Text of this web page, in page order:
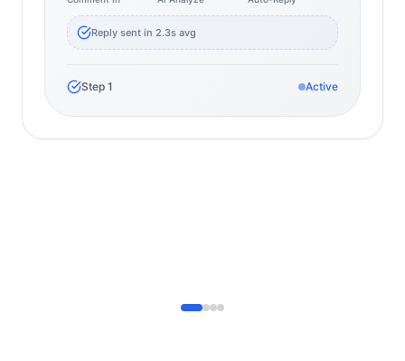
Reply sent in 2.3s avg
Step 1 Active